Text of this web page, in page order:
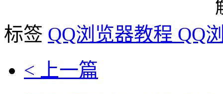
标签 QQ浏览器教程 QQ
< 上一篇